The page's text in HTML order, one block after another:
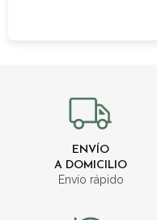
ENVÍO
A DOMICILIO
Envío rápido